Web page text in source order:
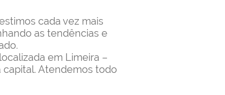
cada vez mais
as tendências e
em Limeira –
capital. Atendemos todo